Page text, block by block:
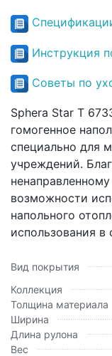
Инструкция
Советы по
Sphera Star T
гомогенное
специально для
учреждений.
возможности
напольного
использования
Вид покрытия
Коллекция
Толщина материала
Ширина
Длина рулона
Вес